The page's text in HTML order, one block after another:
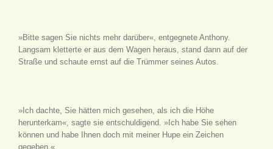
»Bitte sagen Sie nichts mehr darüber«, entgegnete Anthony.
Langsam kletterte er aus dem Wagen heraus, stand dann auf der
Straße und schaute ernst auf die Trümmer seines Autos.
»Ich dachte, Sie hätten mich gesehen, als ich die Höhe
herunterkam«, sagte sie entschuldigend. »Ich habe Sie sehen
können und habe Ihnen doch mit meiner Hupe ein Zeichen
gegeben.«